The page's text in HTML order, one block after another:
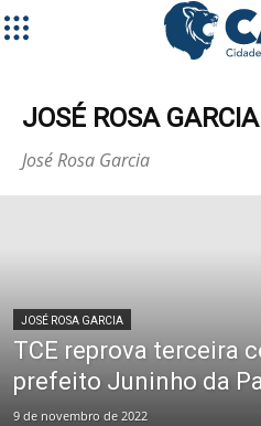
JOSÉ ROSA GARCIA
José Rosa Garcia
JOSÉ ROSA GARCIA
TCE reprova terceira
prefeito Juninho da
9 de novembro de 2022